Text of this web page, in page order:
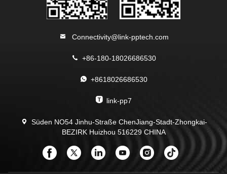
Connectivity@link-pptech.com
+86-180-18026686530
+8618026686530
link-pp7
Süden NO54 Jinhu-Straße ChenJiang-Stadt-Zhongkai-
BEZIRK Huizhou 516229 CHINA